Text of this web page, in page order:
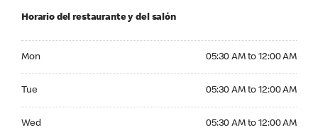
Horario del restaurante y del salón
Mon 05:30 AM to 12:00 AM
Tue 05:30 AM to 12:00 AM
Wed 05:30 AM to 12:00 AM